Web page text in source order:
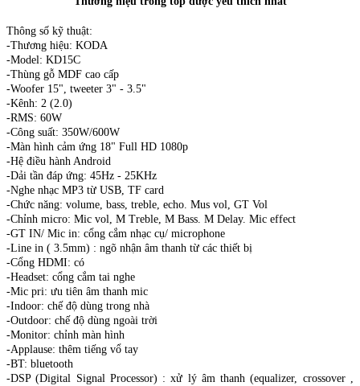
Thông số kỹ thuật:
-Thương hiệu: KODA
-Model: KD15C
-Thùng gỗ MDF cao cấp
-Woofer 15", tweeter 3" - 3.5"
-Kênh: 2 (2.0)
-RMS: 60W
-Công suất: 350W/600W
-Màn hình cảm ứng 18" Full HD 1080p
-Hệ điều hành Android
-Dải tần đáp ứng: 45Hz - 25KHz
-Nghe nhạc MP3 từ USB, TF card
-Chức năng: volume, bass, treble, echo. Mus vol, GT Vol
-Chỉnh micro: Mic vol, M Treble, M Bass. M Delay. Mic effect
-GT IN/ Mic in: cổng cắm nhạc cụ/ microphone
-Line in ( 3.5mm) : ngõ nhận âm thanh từ các thiết bị
-Cổng HDMI: có
-Headset: cổng cắm tai nghe
-Mic pri: ưu tiên âm thanh mic
-Indoor: chế độ dùng trong nhà
-Outdoor: chế độ dùng ngoài trời
-Monitor: chỉnh màn hình
-Applause: thêm tiếng vổ tay
-BT: bluetooth
-DSP (Digital Signal Processor) : xử lý âm thanh (equalizer, crossover ,